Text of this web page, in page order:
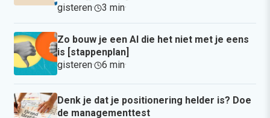
gisteren· 3 min·
Zo bouw je een AI die het niet met je eens
is [stappenplan]
gisteren· 6 min·
Denk je dat je positionering helder is? Doe
de managementtest